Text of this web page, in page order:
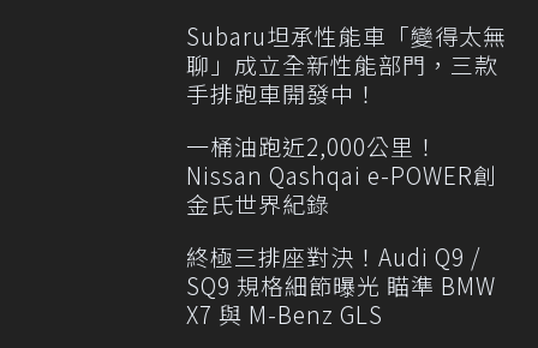
Subaru坦承性能車「變得太無
聊」成立全新性能部門，三款
手排跑車開發中！
一桶油跑近2,000公里！
Nissan Qashqai e-POWER創
金氏世界紀錄
終極三排座對決！Audi Q9 /
SQ9 規格細節曝光 瞄準 BMW
X7 與 M-Benz GLS